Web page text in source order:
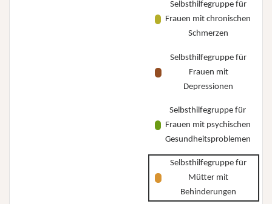
Selbsthilfegruppe für
Frauen mit chronischen
Schmerzen
Selbsthilfegruppe für
Frauen mit
Depressionen
Selbsthilfegruppe für
Frauen mit psychischen
Gesundheitsproblemen
Selbsthilfegruppe für
Mütter mit
Behinderungen